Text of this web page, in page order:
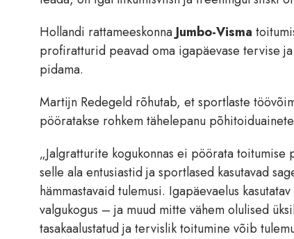
Hollandi rattameeskonnaJumbo-Visma
profiratturid peavad oma igapäevase tervise
pidama.
Martijn Redegeld rõhutab, et sportlaste
pööratakse rohkem tähelepanu
„Jalgratturite kogukonnas ei pöörata
selle ala entusiastid ja sportlased kasutavad
hämmastavaid tulemusi. Igapäevaelus
valgukogus – ja muud mitte vähem olulised
tasakaalustatud ja tervislik toitumine võib